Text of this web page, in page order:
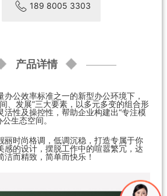
189 8005 3303
产品详情
公效率标准之一的新型办公环境下，
、发展”三大要素，以多元多变的组合形
活性及操控性，帮助企业构建出“专注模
生态空间。
丽时尚格调，低调沉稳，打造专属于你
感的设计，摆脱工作中的喧嚣繁冗，达
而精致，简单而快乐！